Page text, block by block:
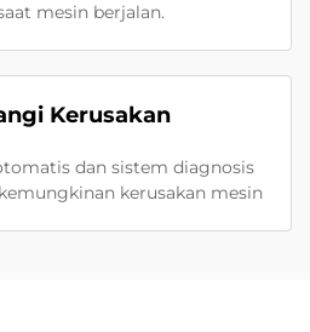
mesin berjalan.
Kerusakan
dan sistem diagnosis
kerusakan mesin